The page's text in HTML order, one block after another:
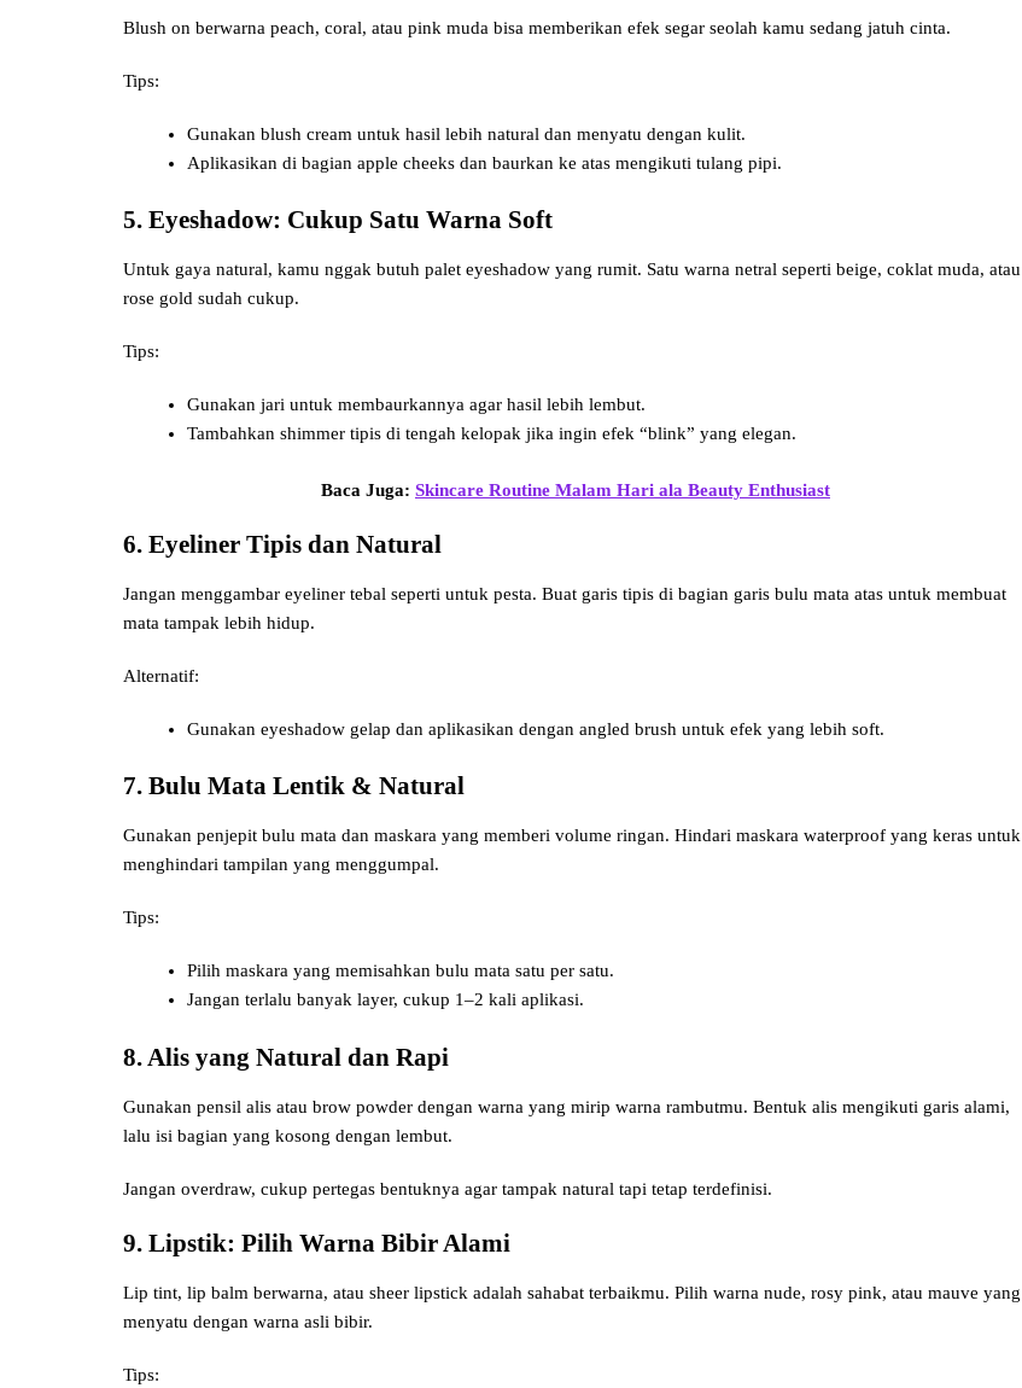
Blush on berwarna peach, coral, atau pink muda bisa memberikan efek segar seolah kamu sedang jatuh cinta.
Tips:
Gunakan blush cream untuk hasil lebih natural dan menyatu dengan kulit.
Aplikasikan di bagian apple cheeks dan baurkan ke atas mengikuti tulang pipi.
5. Eyeshadow: Cukup Satu Warna Soft
Untuk gaya natural, kamu nggak butuh palet eyeshadow yang rumit. Satu warna netral seperti beige, coklat muda, atau
rose gold sudah cukup.
Tips:
Gunakan jari untuk membaurkannya agar hasil lebih lembut.
Tambahkan shimmer tipis di tengah kelopak jika ingin efek “blink” yang elegan.
Baca Juga: Skincare Routine Malam Hari ala Beauty Enthusiast
6. Eyeliner Tipis dan Natural
Jangan menggambar eyeliner tebal seperti untuk pesta. Buat garis tipis di bagian garis bulu mata atas untuk membuat
mata tampak lebih hidup.
Alternatif:
Gunakan eyeshadow gelap dan aplikasikan dengan angled brush untuk efek yang lebih soft.
7. Bulu Mata Lentik & Natural
Gunakan penjepit bulu mata dan maskara yang memberi volume ringan. Hindari maskara waterproof yang keras untuk
menghindari tampilan yang menggumpal.
Tips:
Pilih maskara yang memisahkan bulu mata satu per satu.
Jangan terlalu banyak layer, cukup 1–2 kali aplikasi.
8. Alis yang Natural dan Rapi
Gunakan pensil alis atau brow powder dengan warna yang mirip warna rambutmu. Bentuk alis mengikuti garis alami,
lalu isi bagian yang kosong dengan lembut.
Jangan overdraw, cukup pertegas bentuknya agar tampak natural tapi tetap terdefinisi.
9. Lipstik: Pilih Warna Bibir Alami
Lip tint, lip balm berwarna, atau sheer lipstick adalah sahabat terbaikmu. Pilih warna nude, rosy pink, atau mauve yang
menyatu dengan warna asli bibir.
Tips: